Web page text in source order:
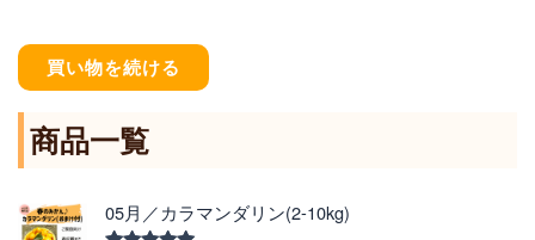
買い物を続ける
商品一覧
05月／カラマンダリン(2-10kg)
価
格